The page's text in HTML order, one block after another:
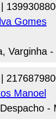
|
Gomes
Varginha -
|
Manoel
-